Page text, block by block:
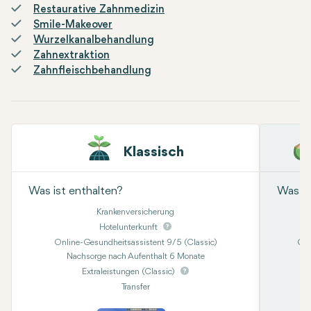
Restaurative Zahnmedizin
Smile-Makeover
Wurzelkanalbehandlung
Zahnextraktion
Zahnfleischbehandlung
Klassisch
Was ist enthalten?
Krankenversicherung
Hotelunterkunft
Online-Gesundheitsassistent 9/5 (Classic)
Nachsorge nach Aufenthalt 6 Monate
Extraleistungen (Classic)
Transfer
Was